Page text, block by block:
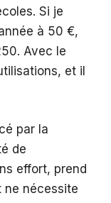
Si je
à 50 €,
Avec le
et il
par la
de
effort, prend
ne nécessite